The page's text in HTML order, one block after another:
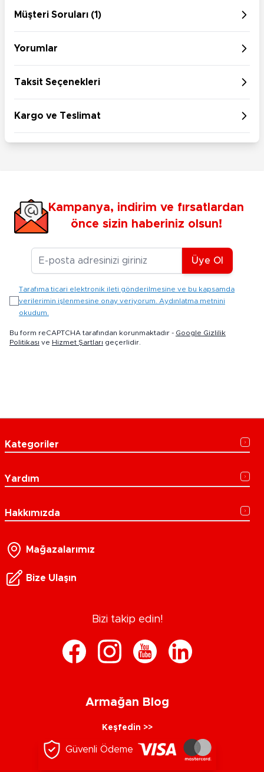
Müşteri Soruları (1)
Yorumlar
Taksit Seçenekleri
Kargo ve Teslimat
Kampanya, indirim ve fırsatlardan
önce sizin haberiniz olsun!
E-posta Adresiniz
Üye Ol
Tarafıma ticari elektronik ileti gönderilmesine ve bu kapsamda
verilerimin işlenmesine onay veriyorum. Aydınlatma metnini
okudum.
Bu form reCAPTCHA tarafından korunmaktadır - Google Gizlilik
Politikası ve Hizmet Şartları geçerlidir.
Kategoriler
Yardım
Hakkımızda
Mağazalarımız
Bize Ulaşın
Bizi takip edin!
Armağan Blog
Keşfedin >>
Güvenli Ödeme